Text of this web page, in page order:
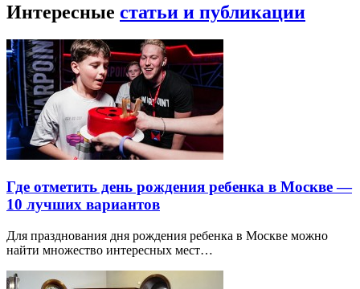
Интересные статьи и публикации
Где отметить день рождения ребенка в Москве —
10 лучших вариантов
Для празднования дня рождения ребенка в Москве можно
найти множество интересных мест…